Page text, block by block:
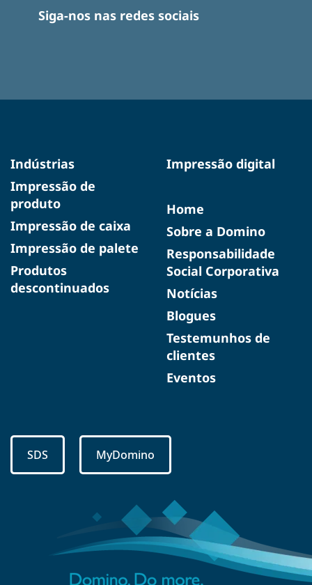
Siga-nos nas redes sociais
Indústrias
Impressão de
produto
Impressão de caixa
Impressão de palete
Produtos
descontinuados
Impressão digital
Home
Sobre a Domino
Responsabilidade
Social Corporativa
Notícias
Blogues
Testemunhos de
clientes
Eventos
SDS MyDomino